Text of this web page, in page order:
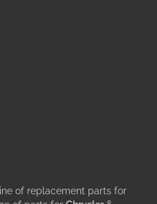
of replacement parts for